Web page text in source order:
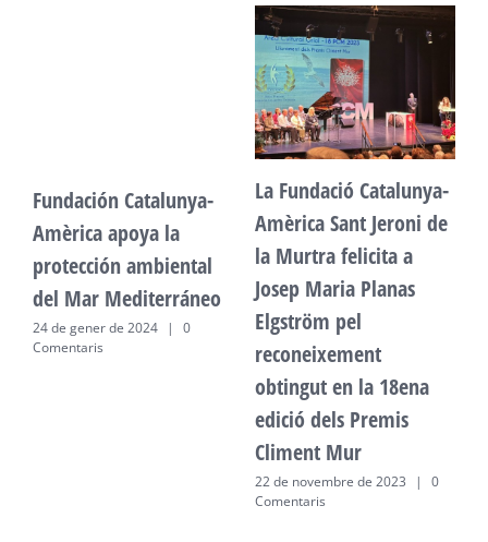
Fundación Catalunya-
Amèrica apoya la
protección ambiental
del Mar Mediterráneo
24 de gener de 2024 |
0
Comentaris
La Fundació Catalunya-
Amèrica Sant Jeroni de
la Murtra felicita a
Josep Maria Planas
Elgström pel
reconeixement
obtingut en la 18ena
edició dels Premis
Climent Mur
22 de novembre de 2023 |
0
Comentaris